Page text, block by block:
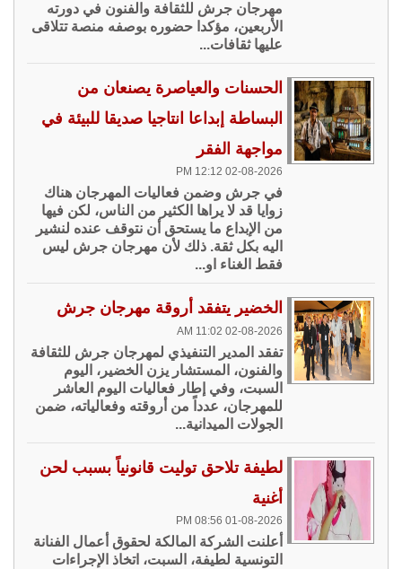
مهرجان جرش للثقافة والفنون في دورته
الأربعين، مؤكدا حضوره بوصفه منصة تتلاقى
عليها ثقافات...
الحسنات والعياصرة يصنعان من
البساطة إبداعا انتاجيا صديقا للبيئة في
مواجهة الفقر
02-08-2026 12:12 PM
في جرش وضمن فعاليات المهرجان هناك
زوايا قد لا يراها الكثير من الناس، لكن فيها
من الإبداع ما يستحق أن نتوقف عنده لنشير
اليه بكل ثقة. ذلك لأن مهرجان جرش ليس
فقط الغناء او...
الخضير يتفقد أروقة مهرجان جرش
02-08-2026 11:02 AM
تفقد المدير التنفيذي لمهرجان جرش للثقافة
والفنون، المستشار يزن الخضير، اليوم
السبت، وفي إطار فعاليات اليوم العاشر
للمهرجان، عدداً من أروقته وفعالياته، ضمن
الجولات الميدانية...
لطيفة تلاحق توليت قانونياً بسبب لحن
أغنية
01-08-2026 08:56 PM
أعلنت الشركة المالكة لحقوق أعمال الفنانة
التونسية لطيفة، السبت، اتخاذ الإجراءات